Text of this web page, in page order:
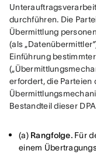
durchführen. Die
Übermittlung
(als
Einführung
erfordert, die Parteien
Bestandteil dieser
(a) Rangfolge.Für
einem